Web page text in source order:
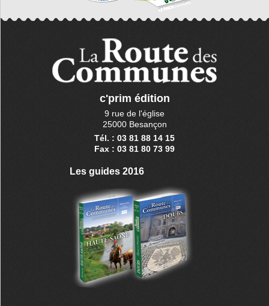
c'prim édition
9 rue de l'église
25000 Besançon
Tél. : 03 81 88 14 15
Fax : 03 81 80 73 99
Les guides 2016